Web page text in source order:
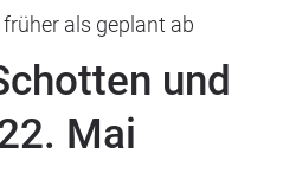
als geplant ab
und
Mai